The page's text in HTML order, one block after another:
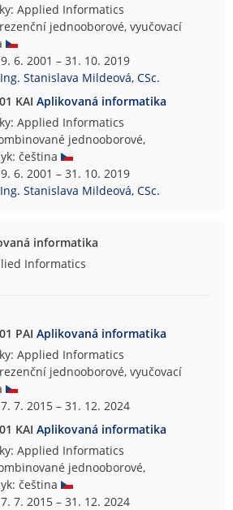
Applied Informatics
jednooborové, vyučovací
6. 2001 – 31. 10. 2019
Stanislava Mildeová, CSc.
KAIAplikovaná informatika
Applied Informatics
jednooborové,
čeština
6. 2001 – 31. 10. 2019
Stanislava Mildeová, CSc.
informatika
Informatics
PAIAplikovaná informatika
Applied Informatics
jednooborové, vyučovací
7. 2015 – 31. 12. 2024
KAIAplikovaná informatika
Applied Informatics
jednooborové,
čeština
7. 2015 – 31. 12. 2024